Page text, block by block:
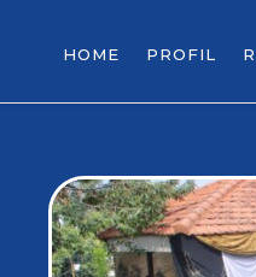
HOME PROFIL